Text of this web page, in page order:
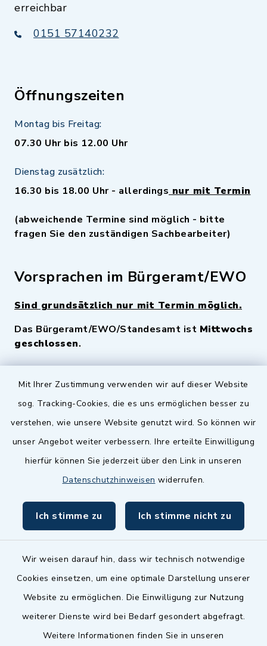
Mit Ihrer Zustimmung verwenden wir auf dieser Website
sog. Tracking-Cookies, die es uns ermöglichen besser zu
verstehen, wie unsere Website genutzt wird. So können wir
unser Angebot weiter verbessern. Ihre erteilte Einwilligung
hierfür können Sie jederzeit über den Link in unseren
Datenschutzhinweisen widerrufen.
Ich stimme zu Ich stimme nicht zu
Wir weisen darauf hin, dass wir technisch notwendige
Cookies einsetzen, um eine optimale Darstellung unserer
Website zu ermöglichen. Die Einwilligung zur Nutzung
weiterer Dienste wird bei Bedarf gesondert abgefragt.
Weitere Informationen finden Sie in unseren
erreichbar
0151 57140232
Öffnungszeiten
Montag bis Freitag:
07.30 Uhr bis 12.00 Uhr
Dienstag zusätzlich:
16.30 bis 18.00 Uhr - allerdings nur mit Termin
(abweichende Termine sind möglich - bitte
fragen Sie den zuständigen Sachbearbeiter)
Vorsprachen im Bürgeramt/EWO
Sind grundsätzlich nur mit Termin möglich.
Das Bürgeramt/EWO/Standesamt ist Mittwochs
geschlossen.
Quicklinks
Zenngrund Allianz
Dillenberggruppe
inixmedia GmbH
Barrierefreiheit